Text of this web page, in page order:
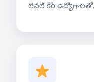
లెవల్ కేర్ ఉద్యోగాలతో.